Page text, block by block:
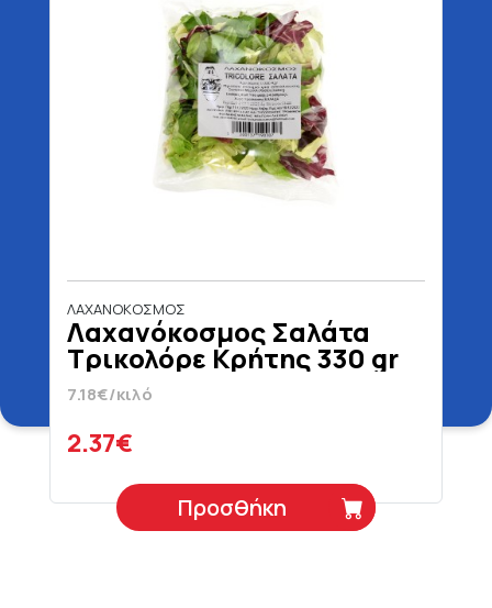
ΛΑΧΑΝΟΚΟΣΜΟΣ
Λαχανόκοσμος Σαλάτα
Τρικολόρε Κρήτης 330 gr
7.18€/κιλό
2.37€
Προσθήκη